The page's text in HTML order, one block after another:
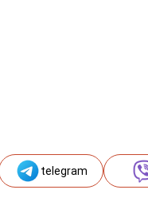
telegram